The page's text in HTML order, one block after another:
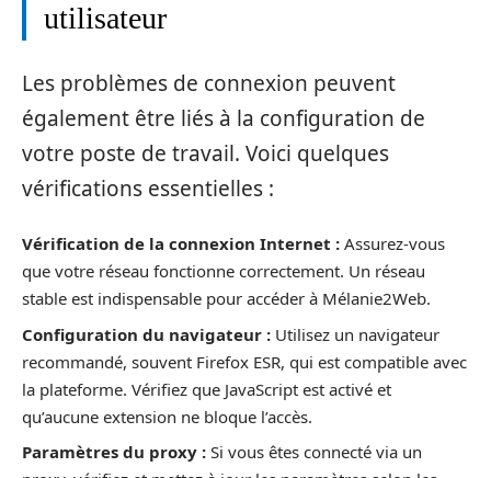
utilisateur
Les problèmes de connexion peuvent
également être liés à la configuration de
votre poste de travail. Voici quelques
vérifications essentielles :
Vérification de la connexion Internet : Assurez-vous
que votre réseau fonctionne correctement. Un réseau
stable est indispensable pour accéder à Mélanie2Web.
Configuration du navigateur : Utilisez un navigateur
recommandé, souvent Firefox ESR, qui est compatible avec
la plateforme. Vérifiez que JavaScript est activé et
qu’aucune extension ne bloque l’accès.
Paramètres du proxy : Si vous êtes connecté via un